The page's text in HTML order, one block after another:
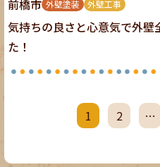
前橋市 外壁塗装 外壁工事
気持ちの良さと心意気で外
た！
1 2 …